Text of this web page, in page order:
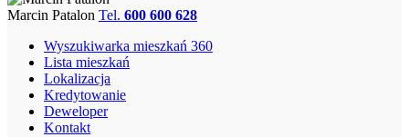
Marcin Patalon Tel. 600 600 628
Wyszukiwarka mieszkań 360
Lista mieszkań
Lokalizacja
Kredytowanie
Deweloper
Kontakt